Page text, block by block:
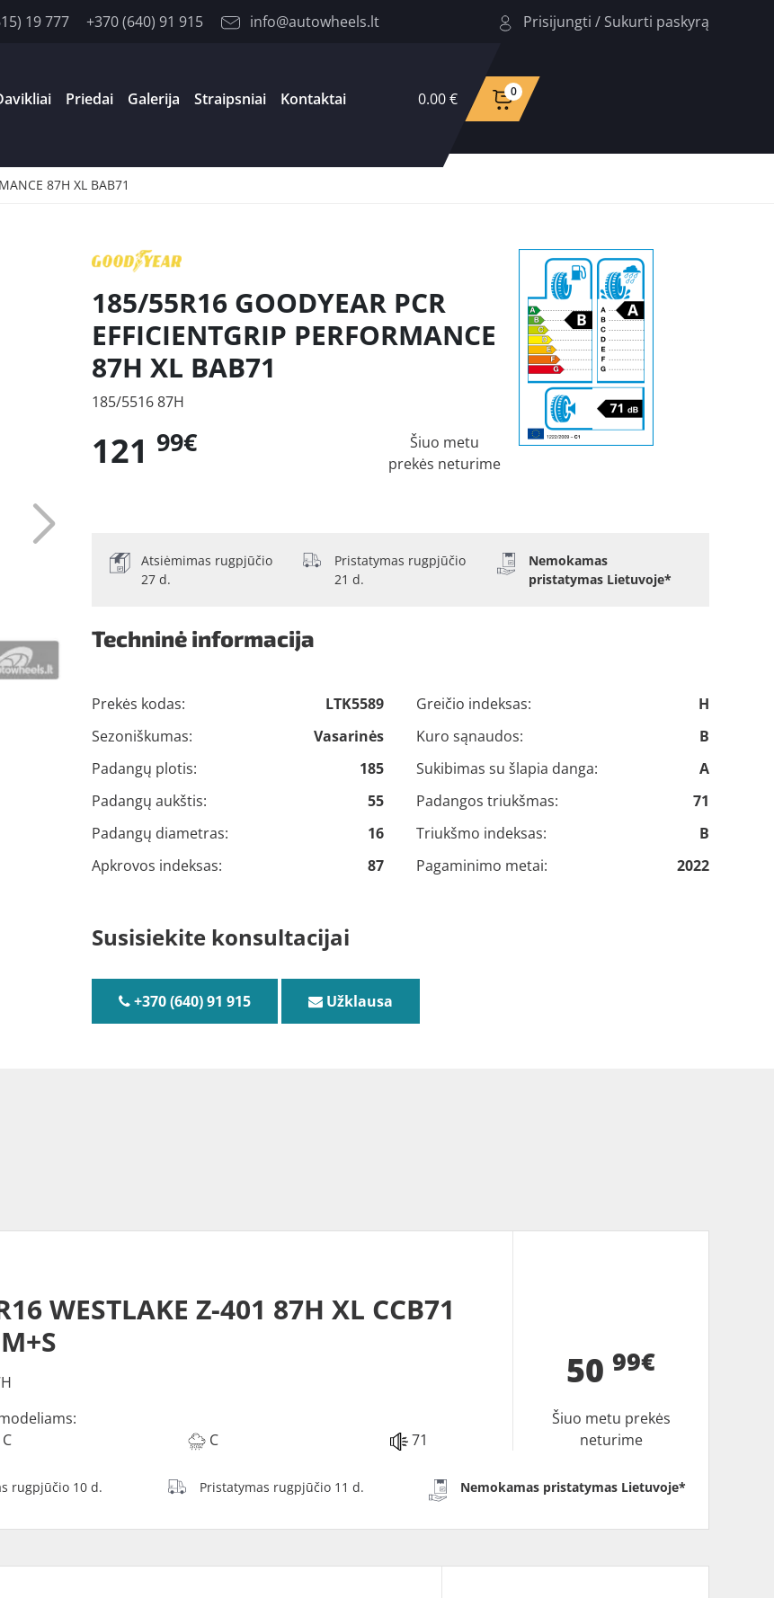
19 777 +370 (640) 91 915 info@autowheels.lt Prisijungti / Sukurti paskyrą
Priedai Galerija Straipsniai Kontaktai 0.00 € 0
87H XL BAB71
185/55R16 GOODYEAR PCR
EFFICIENTGRIP PERFORMANCE
87H XL BAB71
185/5516 87H
121 99€
Šiuo metu
prekės neturime
Atsiėmimas rugpjūčio
27 d.
Pristatymas rugpjūčio
21 d.
Nemokamas
pristatymas Lietuvoje*
Techninė informacija
Prekės kodas:
LTK5589
Sezoniškumas:
Vasarinės
Padangų plotis:
185
Padangų aukštis:
55
Padangų diametras:
16
Apkrovos indeksas:
87
Greičio indeksas:
H
Kuro sąnaudos:
B
Sukibimas su šlapia danga:
A
Padangos triukšmas:
71
Triukšmo indeksas:
B
Pagaminimo metai:
2022
Susisiekite konsultacijai
+370 (640) 91 915 Užklausa
WESTLAKE Z-401 87H XL CCB71
C 71
5099€
Šiuo metu prekės
neturime
rugpjūčio 10 d. Pristatymas rugpjūčio 11 d. Nemokamas pristatymas Lietuvoje*